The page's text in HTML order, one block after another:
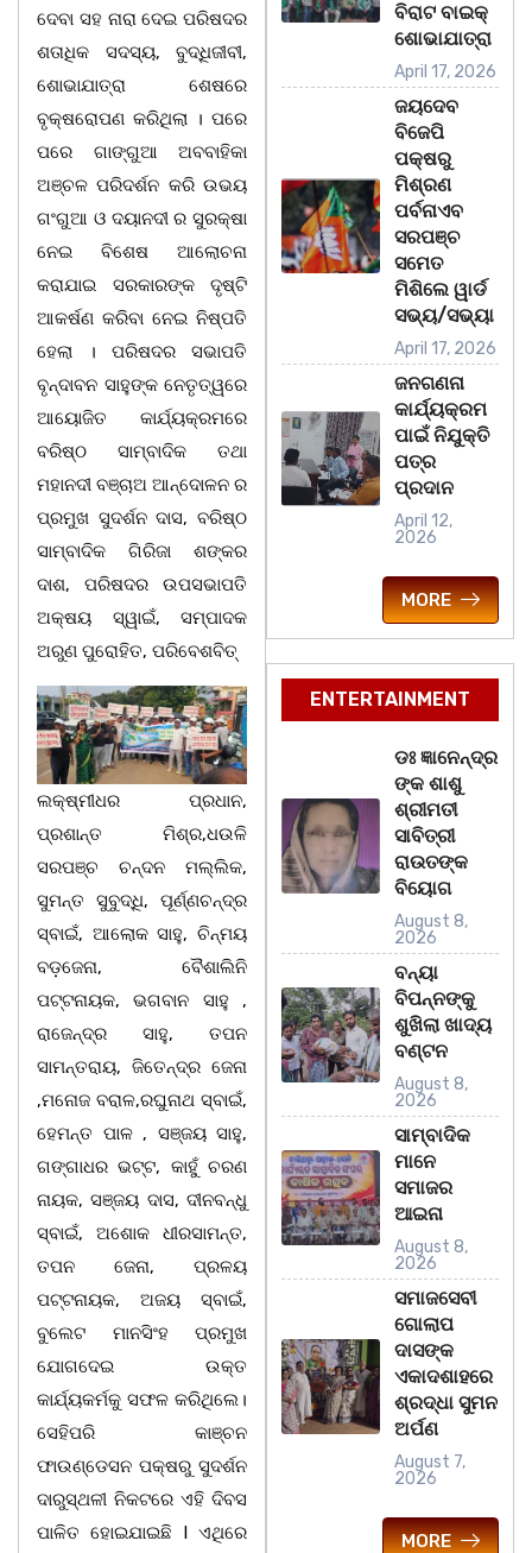
ଦେବା ସହ ନାରା ଦେଇ ପରିଷଦର
ଶତାଧିକ ସଦସ୍ୟ, ବୁଦ୍ଧିଜୀବୀ,
ଶୋଭାଯାତ୍ରା ଶେଷରେ
ବୃକ୍ଷରୋପଣ କରିଥିଲା । ପରେ
ପରେ ଗାଙ୍ଗୁଆ ଅବବାହିକା
ଅଞ୍ଚଳ ପରିଦର୍ଶନ କରି ଉଭୟ
ଗଂଗୁଆ ଓ ଦୟାନଦୀ ର ସୁରକ୍ଷା
ନେଇ ବିଶେଷ ଆଲୋଚନା
କରାଯାଇ ସରକାରଙ୍କ ଦୃଷ୍ଟି
ଆକର୍ଷଣ କରିବା ନେଇ ନିଷ୍ପତି
ହେଲା । ପରିଷଦର ସଭାପତି
ବୃନ୍ଦାବନ ସାହୁଙ୍କ ନେତୃତ୍ୱରେ
ଆୟୋଜିତ କାର୍ଯ୍ୟକ୍ରମରେ
ବରିଷ୍ଠ ସାମ୍ବାଦିକ ତଥା
ମହାନଦୀ ବଞ୍ଚାଅ ଆନ୍ଦୋଳନ ର
ପ୍ରମୁଖ ସୁଦର୍ଶନ ଦାସ, ବରିଷ୍ଠ
ସାମ୍ବାଦିକ ଗିରିଜା ଶଙ୍କର
ଦାଶ, ପରିଷଦର ଉପସଭାପତି
ଅକ୍ଷୟ ସ୍ୱାଇଁ, ସମ୍ପାଦକ
ଅରୁଣ ପୁରୋହିତ, ପରିବେଶବିତ୍
ଲକ୍ଷ୍ମୀଧର ପ୍ରଧାନ,
ପ୍ରଶାନ୍ତ ମିଶ୍ର,ଧଉଳି
ସରପଞ୍ଚ ଚନ୍ଦନ ମଲ୍ଲିକ,
ସୁମନ୍ତ ସୁବୁଦ୍ଧି, ପୂର୍ଣ୍ଣଚନ୍ଦ୍ର
ସ୍ବାଇଁ, ଆଲୋକ ସାହୁ, ଚିନ୍ମୟ
ବଡ଼ଜେନା, ବୈଶାଲିନି
ପଟ୍ଟନାୟକ, ଭଗବାନ ସାହୁ ,
ରାଜେନ୍ଦ୍ର ସାହୁ, ତପନ
ସାମନ୍ତରାୟ, ଜିତେନ୍ଦ୍ର ଜେନା
,ମନୋଜ ବରାଳ,ରଘୁନାଥ ସ୍ବାଇଁ,
ହେମନ୍ତ ପାଳ , ସଞ୍ଜୟ ସାହୁ,
ଗଙ୍ଗାଧର ଭଟ୍ଟ, କାହୁଁ ଚରଣ
ନାୟକ, ସଞ୍ଜୟ ଦାସ, ଦୀନବନ୍ଧୁ
ସ୍ବାଇଁ, ଅଶୋକ ଧୀରସାମନ୍ତ,
ତପନ ଜେନା, ପ୍ରଳୟ
ପଟ୍ଟନାୟକ, ଅଜୟ ସ୍ବାଇଁ,
ବୁଲେଟ ମାନସିଂହ ପ୍ରମୁଖ
ଯୋଗଦେଇ ଉକ୍ତ
କାର୍ଯ୍ୟକର୍ମକୁ ସଫଳ କରିଥିଲେ।
ସେହିପରି କାଞ୍ଚନ
ଫାଉଣ୍ଡେସନ ପକ୍ଷରୁ ସୁଦର୍ଶନ
ଦାରୁସ୍ଥଳୀ ନିକଟରେ ଏହି ଦିବସ
ପାଳିତ ହୋଇଯାଇଛି l ଏଥିରେ
ବିରାଟ ବାଇକ୍
ଶୋଭାଯାତ୍ରା
April 17, 2026
ଜୟଦେବ
ବିଜେପି
ପକ୍ଷରୁ
ମିଶ୍ରଣ
ପର୍ବନାଏବ
ସରପଞ୍ଚ
ସମେତ
ମିଶିଲେ ୱାର୍ଡ
ସଭ୍ୟ/ସଭ୍ୟା
April 17, 2026
ଜନଗଣନା
କାର୍ଯ୍ୟକ୍ରମ
ପାଇଁ ନିଯୁକ୍ତି
ପତ୍ର
ପ୍ରଦାନ
April 12,
2026
MORE
ENTERTAINMENT
ଡଃ ଜ୍ଞାନେନ୍ଦ୍ର
ଙ୍କ ଶାଶୁ
ଶ୍ରୀମତୀ
ସାବିତ୍ରୀ
ରାଉତଙ୍କ
ବିୟୋଗ
August 8,
2026
ବନ୍ୟା
ବିପନ୍ନଙ୍କୁ
ଶୁଖିଲା ଖାଦ୍ୟ
ବଣ୍ଟନ
August 8,
2026
ସାମ୍ବାଦିକ
ମାନେ
ସମାଜର
ଆଇନା
August 8,
2026
ସମାଜସେବୀ
ଗୋଲାପ
ଦାସଙ୍କ
ଏକାଦଶାହରେ
ଶ୍ରଦ୍ଧା ସୁମନ
ଅର୍ପଣ
August 7,
2026
MORE